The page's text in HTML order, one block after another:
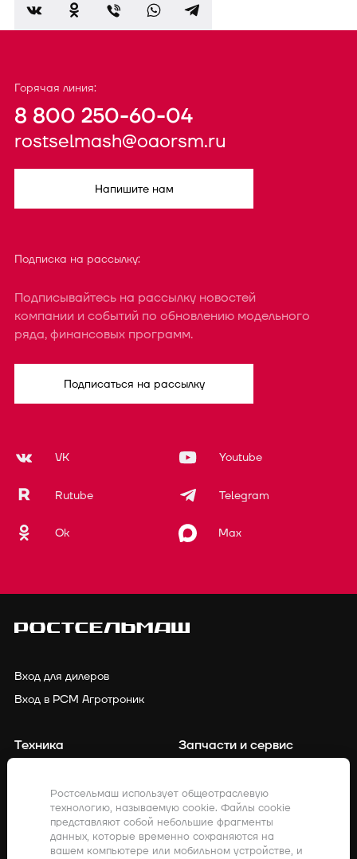
Горячая линия:
8 800 250-60-04
rostselmash@oaorsm.ru
Напишите нам
Подписка на рассылку:
Подписывайтесь на рассылку новостей
компании и событий по обновлению модельного
ряда, финансовых программ.
Подписаться на рассылку
VK Youtube
Rutube Telegram
Ok Max
Вход для дилеров
Вход в РСМ Агротроник
Техника
Точное земледелие
Закупки
Запчасти и сервис
Клиенты о нас
Акции
Ростсельмаш использует общеотраслевую
технологию, называемую cookie. Файлы cookie
представляют собой небольшие фрагменты
данных, которые временно сохраняются на
вашем компьютере или мобильном устройстве, и